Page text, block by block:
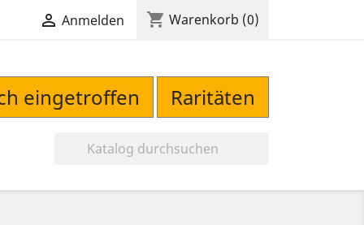
 Anmelden shopping_cart Warenkorb (0)
eingetroffen Raritäten